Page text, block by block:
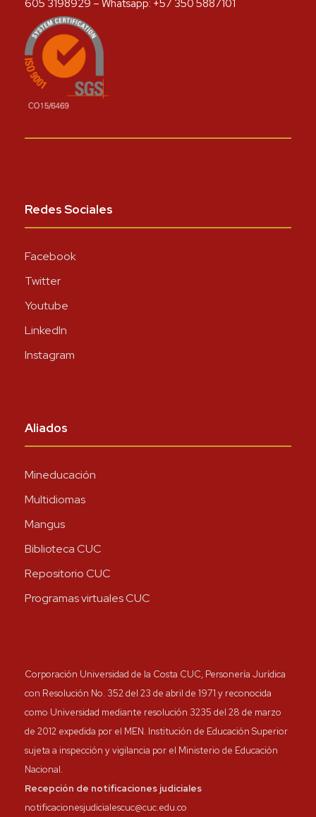
605 3198929 – Whatsapp: +57 350 5887101
Redes Sociales
Facebook
Twitter
Youtube
LinkedIn
Instagram
Aliados
Mineducación
Multidiomas
Mangus
Biblioteca CUC
Repositorio CUC
Programas virtuales CUC
Corporación Universidad de la Costa CUC, Personería Jurídica
con Resolución No. 352 del 23 de abril de 1971 y reconocida
como Universidad mediante resolución 3235 del 28 de marzo
de 2012 expedida por el MEN. Institución de Educación Superior
sujeta a inspección y vigilancia por el Ministerio de Educación
Nacional.
Recepción de notificaciones judiciales
notificacionesjudicialescuc@cuc.edu.co